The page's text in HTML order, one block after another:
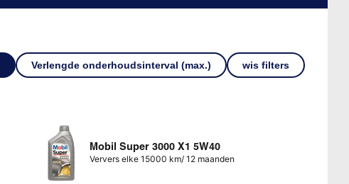
Verlengde onderhoudsinterval (max.) wis filters
Mobil Super 3000 X1 5W40
Ververs elke 15000 km/ 12 maanden